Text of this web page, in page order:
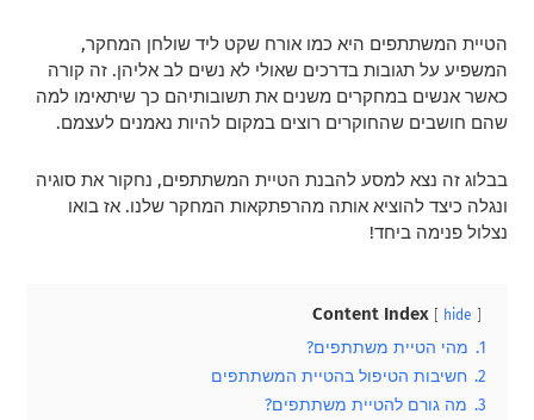
הטיית המשתתפים היא כמו אורח שקט ליד שולחן המחקר,
המשפיע על תגובות בדרכים שאולי לא נשים לב אליהן. זה קורה
כאשר אנשים במחקרים משנים את תשובותיהם כך שיתאימו למה
שהם חושבים שהחוקרים רוצים במקום להיות נאמנים לעצמם.
בבלוג זה נצא למסע להבנת הטיית המשתתפים, נחקור את סוגיה
ונגלה כיצד להוציא אותה מהרפתקאות המחקר שלנו. אז בואו
נצלול פנימה ביחד!
Content Index hide
1. מהי הטיית משתתפים?
2. חשיבות הטיפול בהטיית המשתתפים
3. מה גורם להטיית משתתפים?